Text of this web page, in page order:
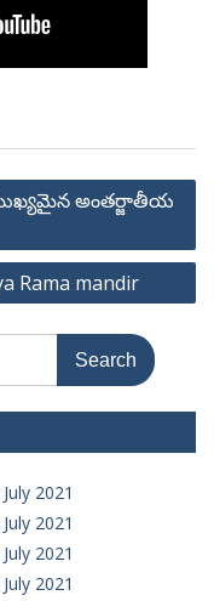
అంతర్జాతీయ
Rama mandir
2021
2021
2021
2021